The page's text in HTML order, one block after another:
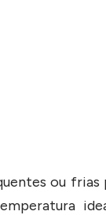
ou frias